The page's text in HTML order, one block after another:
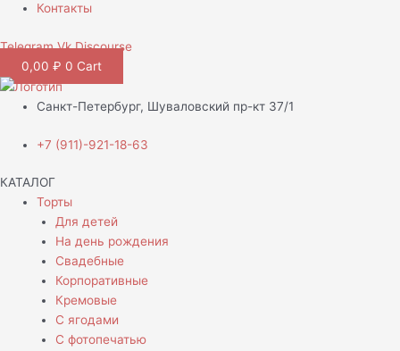
Контакты
Telegram Vk Discourse
0,00 ₽ 0 Cart
Санкт-Петербург, Шуваловский пр-кт 37/1
+7 (911)-921-18-63
КАТАЛОГ
Торты
Для детей
На день рождения
Свадебные
Корпоративные
Кремовые
С ягодами
С фотопечатью